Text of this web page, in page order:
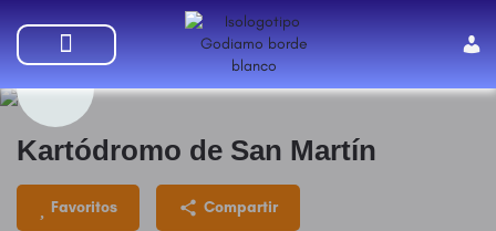
Kartódromo de San Martín
Favoritos Compartir